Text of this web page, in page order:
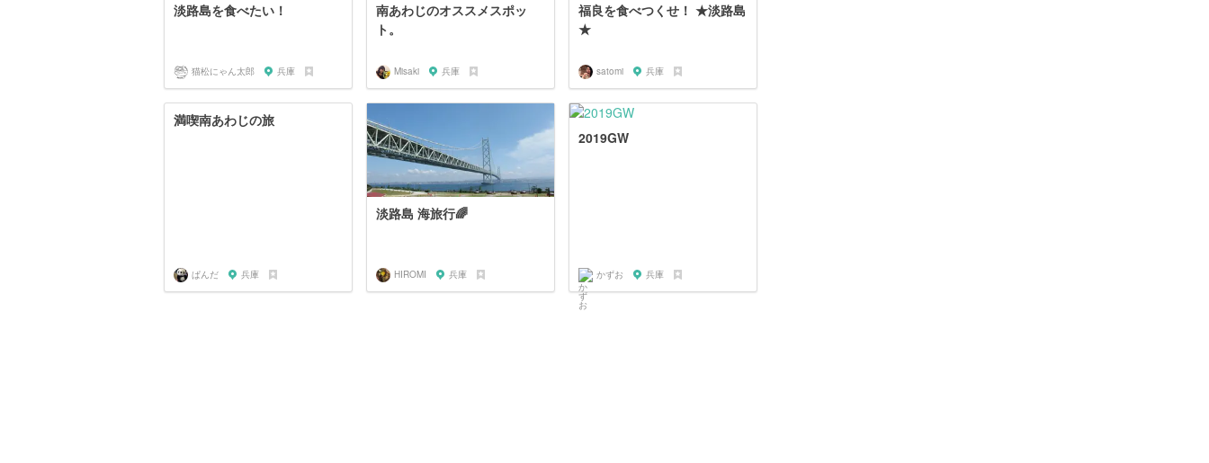
淡路島を食べたい！
猫松にゃん太郎 兵庫
南あわじのオススメスポッ
ト。
Misaki 兵庫
福良を食べつくせ！ ★淡路島
★
satomi 兵庫
満喫南あわじの旅
ぱんだ 兵庫
淡路島 海旅行🌈
HIROMI 兵庫
2019GW
かずお 兵庫